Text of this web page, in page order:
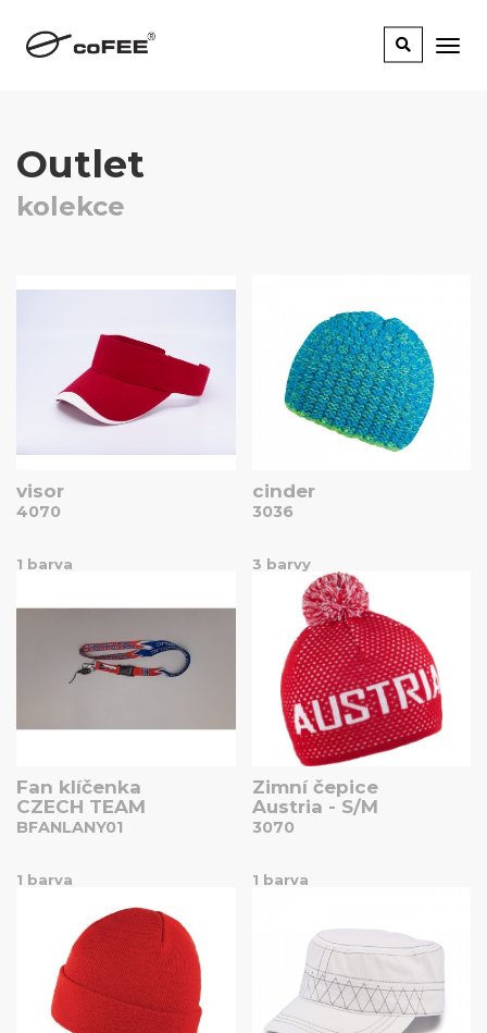
Outlet
kolekce
visor
4070
1 barva
cinder
3036
3 barvy
Fan klíčenka
CZECH TEAM
BFANLANY01
1 barva
Zimní čepice
Austria - S/M
3070
1 barva